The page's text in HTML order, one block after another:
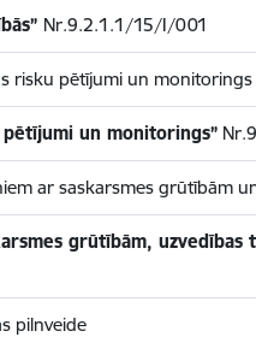
Nr.9.2.1.1/15/I/001
risku pētījumi un monitorings
un monitorings”
ar saskarsmes grūtībām
grūtībām,
pilnveide